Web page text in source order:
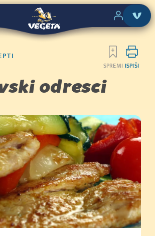
SPREMI ISPIŠI
odresci
2
Kupi sada